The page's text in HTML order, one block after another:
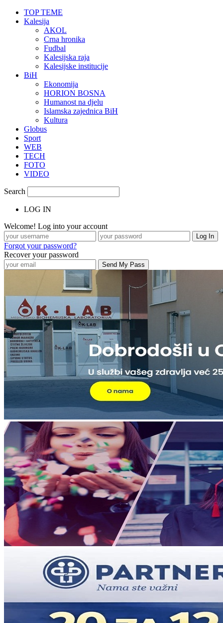
TOP TEME
Kalesija
AKOL
Crna hronika
Fudbal
Kalesijska raja
Kalesijske institucije
BiH
Ekonomija
HORION BOSNA
Humanost na djelu
Islamska zajednica BiH
Kultura
Globus
Sport
WEB
TECH
FOTO
VIDEO
Search
LOG IN
Welcome! Log into your account
Forgot your password?
Recover your password